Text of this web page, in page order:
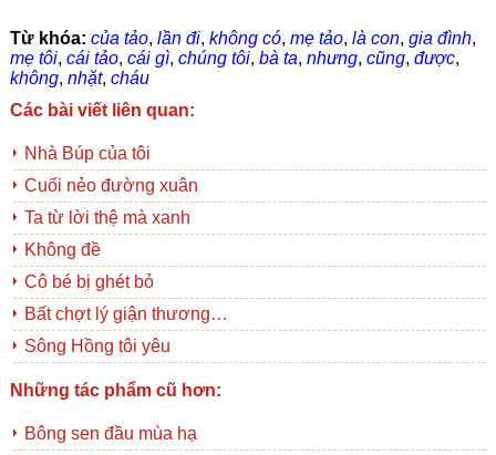
Từ khóa: của tảo, lần đi, không có, mẹ tảo, là con, gia đình,
mẹ tôi, cái tảo, cái gì, chúng tôi, bà ta, nhưng, cũng, được,
không, nhặt, cháu
Các bài viết liên quan:
Nhà Búp của tôi
Cuối nẻo đường xuân
Ta từ lời thệ mà xanh
Không đề
Cô bé bị ghét bỏ
Bất chợt lý giận thương…
Sông Hồng tôi yêu
Những tác phẩm cũ hơn:
Bông sen đầu mùa hạ